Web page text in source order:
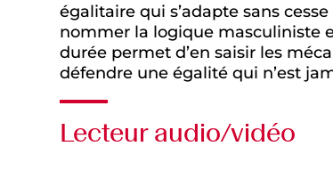
égalitaire qui s’adapte sans
nommer la logique masculiniste
durée permet d’en saisir les
défendre une égalité qui n’est
Lecteur audio/vidéo